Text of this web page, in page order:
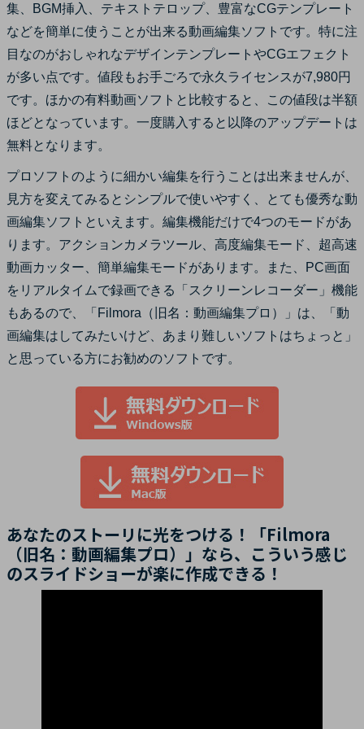
集、BGM挿入、テキストテロップ、豊富なCGテンプレート
などを簡単に使うことが出来る動画編集ソフトです。特に注
目なのがおしゃれなデザインテンプレートやCGエフェクト
が多い点です。値段もお手ごろで永久ライセンスが7,980円
です。ほかの有料動画ソフトと比較すると、この値段は半額
ほどとなっています。一度購入すると以降のアップデートは
無料となります。
プロソフトのように細かい編集を行うことは出来ませんが、
見方を変えてみるとシンプルで使いやすく、とても優秀な動
画編集ソフトといえます。編集機能だけで4つのモードがあ
ります。アクションカメラツール、高度編集モード、超高速
動画カッター、簡単編集モードがあります。また、PC画面
をリアルタイムで録画できる「スクリーンレコーダー」機能
もあるので、「Filmora（旧名：動画編集プロ）」は、「動
画編集はしてみたいけど、あまり難しいソフトはちょっと」
と思っている方にお勧めのソフトです。
あなたのストーリに光をつける！「Filmora
（旧名：動画編集プロ）」なら、こういう感じ
のスライドショーが楽に作成できる！